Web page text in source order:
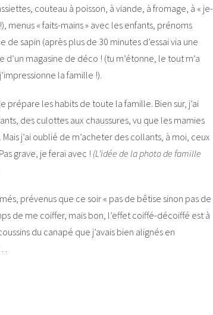
couteau à poisson, à viande, à fromage, à « je-
menus « faits-mains » avec les enfants, prénoms
sapin (après plus de 30 minutes d’essai via une
magasine de déco ! (tu m’étonne, le tout m’a
la famille !).
prépare les habits de toute la famille. Bien sur, j’ai
des culottes aux chaussures, vu que les mamies
j’ai oublié de m’acheter des collants, à moi, ceux
grave, je ferai avec ! (L’idée de la photo de famille
prévenus que ce soir « pas de bêtise sinon pas de
de me coiffer, mais bon, l’effet coiffé-décoiffé est à
du canapé que j’avais bien alignés en